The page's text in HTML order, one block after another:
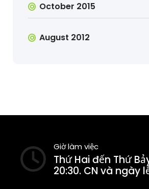
October 2015
August 2012
Giờ làm việc
Thứ Hai đến Thứ
20:30. CN và ngày